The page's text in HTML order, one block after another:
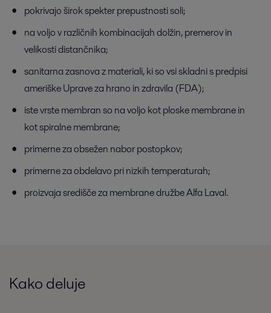
pokrivajo širok spekter prepustnosti soli;
na voljo v različnih kombinacijah dolžin, premerov in
velikosti distančnika;
sanitarna zasnova z materiali, ki so vsi skladni s predpisi
ameriške Uprave za hrano in zdravila (FDA);
iste vrste membran so na voljo kot ploske membrane in
kot spiralne membrane;
primerne za obsežen nabor postopkov;
primerne za obdelavo pri nizkih temperaturah;
proizvaja središče za membrane družbe Alfa Laval.
Kako deluje